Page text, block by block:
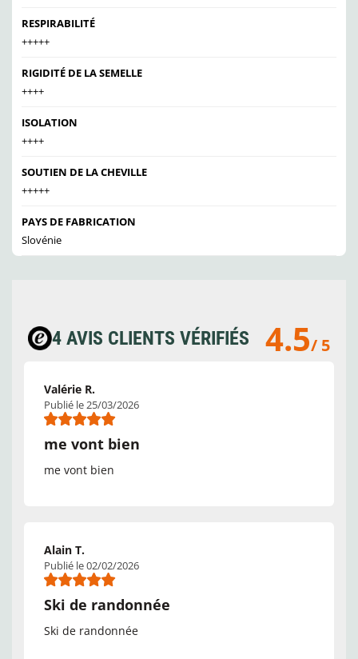
RESPIRABILITÉ
+++++
RIGIDITÉ DE LA SEMELLE
++++
ISOLATION
++++
SOUTIEN DE LA CHEVILLE
+++++
PAYS DE FABRICATION
Slovénie
4 AVIS CLIENTS VÉRIFIÉS 4.5/ 5
Valérie R.
Publié le 25/03/2026
me vont bien
me vont bien
Alain T.
Publié le 02/02/2026
Ski de randonnée
Ski de randonnée